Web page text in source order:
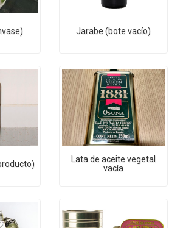
Jarabe (bote vacío)
Lata de aceite vegetal
vacía